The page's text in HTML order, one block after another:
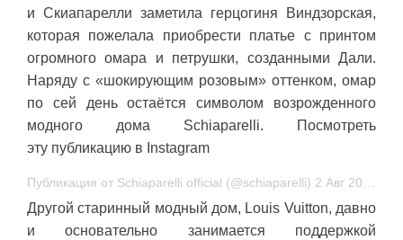
и Скиапарелли заметила герцогиня Виндзорская,
которая пожелала приобрести платье с принтом
огромного омара и петрушки, созданными Дали.
Наряду с «шокирующим розовым» оттенком, омар
по сей день остаётся символом возрожденного
модного дома Schiaparelli. Посмотреть
эту публикацию в Instagram
Публикация от Schiaparelli official (@schiaparelli) 2 Авг 2018 в 1:15 PDT
Другой старинный модный дом, Louis Vuitton, давно
и основательно занимается поддержкой